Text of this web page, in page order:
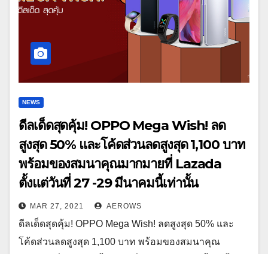
NEWS
ดีลเด็ดสุดคุ้ม! OPPO Mega Wish! ลด
สูงสุด 50% และโค้ดส่วนลดสูงสุด 1,100 บาท
พร้อมของสมนาคุณมากมายที่ Lazada
ตั้งแต่วันที่ 27 -29 มีนาคมนี้เท่านั้น
MAR 27, 2021 AEROWS
ดีลเด็ดสุดคุ้ม! OPPO Mega Wish! ลดสูงสุด 50% และ
โค้ดส่วนลดสูงสุด 1,100 บาท พร้อมของสมนาคุณ